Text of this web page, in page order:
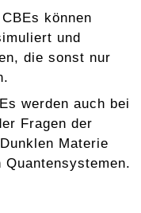
können
und
die sonst nur
werden auch bei
Fragen der
Materie
Quantensystemen.